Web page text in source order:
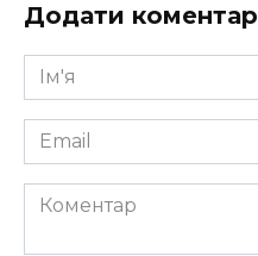
Додати коментар
Ім'я
*
Email
*
Коментар